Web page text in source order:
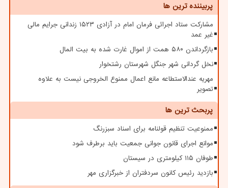
پربیننده ترین ها
مشارکت ستاد اجرائی فرمان امام در آزادی ۱۵۲۳ زندانی جرایم مالی
غیر عمد
بازگرداندن ۵۸۰ همت از اموال غارت شده به بیت المال
نخل گردانی شهر جنگل شهرستان رشتخوار
مهریه عندالاستطاعه مانع اعمال ممنوع الخروجی نیست به علاوه
تصویر
پربحث ترین ها
ممنوعیت تنظیم قولنامه برای اسناد سبزرنگ
موانع اجرای قانون جوانی جمعیت باید برطرف شود
طوفان ۱۱۵ کیلومتری در سیستان
بازدید رئیس کانون سردفتران از خبرگزاری مهر